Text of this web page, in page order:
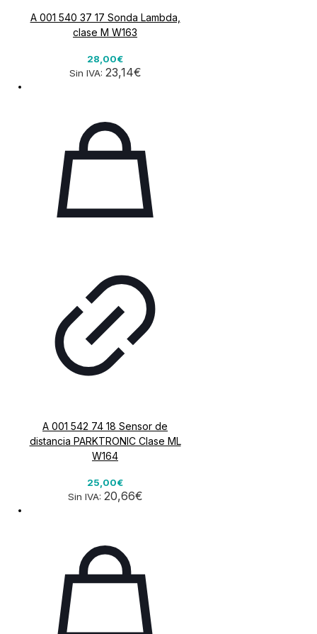
A 001 540 37 17 Sonda Lambda,
clase M W163
28,00€
Sin IVA: 23,14€
A 001 542 74 18 Sensor de
distancia PARKTRONIC Clase ML
W164
25,00€
Sin IVA: 20,66€